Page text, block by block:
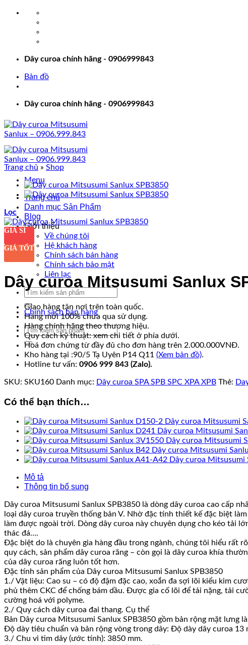
Dây curoa chính hãng - 0906999843
Bản đồ
Dây curoa chính hãng - 0906999843
Menu
Trang chủ
Danh mục Sản Phẩm
Blog
Giới thiệu
Về chúng tôi
Hệ khách hàng
Chính sách bán hàng
Chính sách bảo mật
Liên lạc
Tìm
Chính sách bán hàng
Tìm
kiếm:
Trang chủ » Shop
Lọc
GIÁ SỈ
GIÁ TỐT
Dây curoa Mitsusumi Sanlux
Giao hàng tận nơi trên toàn quốc.
Hàng mới 100% chưa qua sử dụng.
Hàng chính hãng theo thương hiệu.
Quy cách kỹ thuật: xem chi tiết ở phía dưới.
Hoá đơn chứng từ đầy đủ cho đơn hàng trên 2.000.000VNĐ.
Kho hàng tại :90/5 Tạ Uyên P14 Q11 (Xem bản đồ).
Hotline tư vấn: 0906 999 843 (Zalo).
SKU: SKU160 Danh mục: Dây curoa SPA SPB SPC XPA XPB Thẻ:
Có thể bạn thích…
Dây curoa Mitsusumi
Dây curoa Mitsusumi
Dây curoa Mitsusumi
Dây curoa Mitsusumi
Dây curoa Mitsusumi
Mô tả
Thông tin bổ sung
Dây curoa Mitsusumi Sanlux SPB3850 là dòng dây curoa cao cấp
loại dây curoa truyền thống bản V. Nhờ đặc tính thiết kế đặc biệt
làm được ngoài trời. Dòng dây curoa này chuyên dụng cho kéo tải
thác đá….
Đặc biệt do là chuyên gia hàng đầu trong ngành, chúng tôi hiểu rất
quy cách, sản phẩm dây curoa răng – còn gọi là dây curoa khía
của dây curoa răng luôn tốt hơn.
Đặc tính sản phẩm của Dây curoa Mitsusumi Sanlux SPB3850
1./ Vật liệu: Cao su – có độ đậm đặc cao, xoắn đa sợi lõi kiểu kim
phủ thêm CKC để chống bám dầu. Được gia cố lõi để tải nặng, tải
cường hoá với polyme.
2./ Quy cách dây curoa đai thang. Cụ thể
Bản Dây curoa Mitsusumi Sanlux SPB3850 gồm bản rộng mặt lưng
Độ dày tiêu chuẩn và bản rộng vòng trong dây: Độ dày dây curoa 13
3./ Chu vi tim dây (ước tính): 3850 mm.